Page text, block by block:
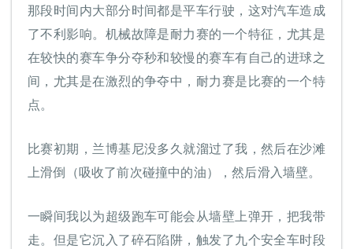
那段时间内大部分时间都是平车行驶，这对汽车造成
了不利影响。机械故障是耐力赛的一个特征，尤其是
在较快的赛车争分夺秒和较慢的赛车有自己的进球之
间，尤其是在激烈的争夺中，耐力赛是比赛的一个特
点。
比赛初期，兰博基尼没多久就溜过了我，然后在沙滩
上滑倒（吸收了前次碰撞中的油），然后滑入墙壁。
一瞬间我以为超级跑车可能会从墙壁上弹开，把我带
走。但是它沉入了碎石陷阱，触发了九个安全车时段